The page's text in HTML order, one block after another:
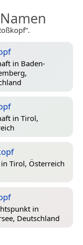
in Baden-
in Tirol,
Tirol, Österreich
in
Deutschland